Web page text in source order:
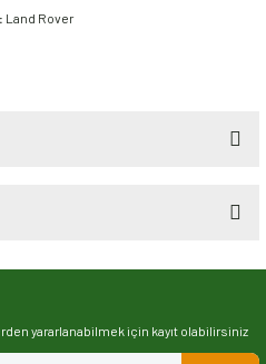
Land Rover
ve diğer konularda
yararlanabilmek için kayıt olabilirsiniz